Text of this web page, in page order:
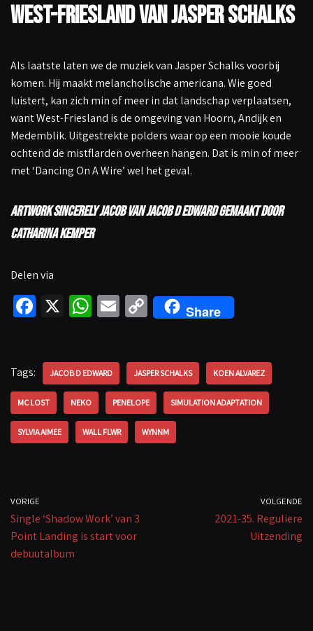
West-Friesland van Jasper Schalks
Als laatste laten we de muziek van Jasper Schalks voorbij
komen. Hij maakt melancholische americana. Wie goed
luistert, kan zich min of meer in dat landschap verplaatsen,
want West-Friesland is de omgeving van Hoorn, Andijk en
Medemblik. Uitgestrekte polders waar op een mooie koude
ochtend de mistflarden overheen hangen. Dat is min of meer
met ‘Dancing On A Wire’ wel het geval.
Artwork Sincerely Jacob van Jacob D Edward gemaakt door
Catharina Kemper
Delen via
Fa
o
o
k
X W
sA
p
p
E C
o
y
Li
n
k
Share
Tags: JACOB D EDWARD JASPER SCHALKS KOEN ALVAREZ
MC LOST NEKO PENELOPE SIMULATION ADAPTATION
SYLVIA AIMEE WALL FLWR WYNNM
VORIGE
Single ‘Shadow Work’ van 3
Point Landing is start voor
debuutalbum
VOLGENDE
2021-35. Reguliere
Uitzending